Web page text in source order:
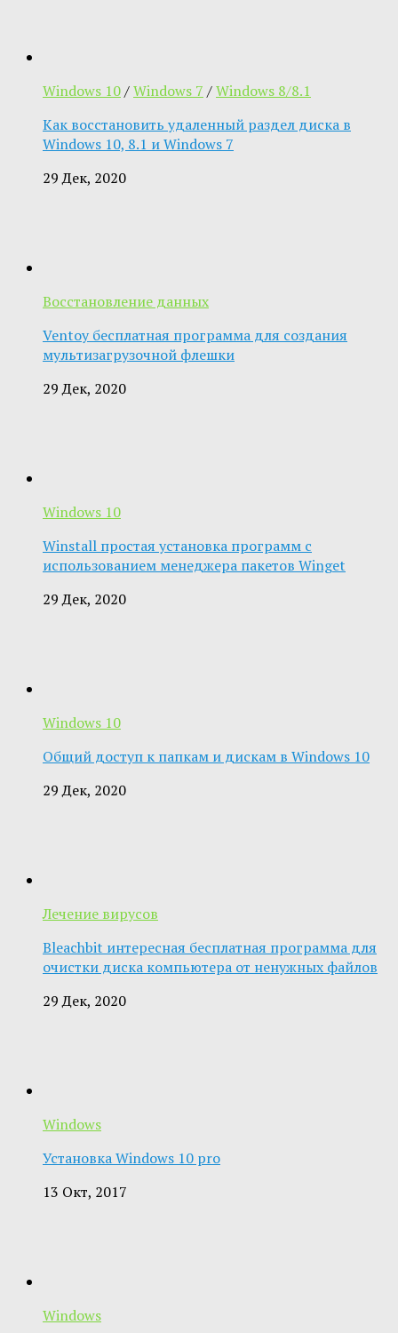
Windows 10/Windows 7 /Windows 8/8.1
Как восстановить удаленный раздел диска в
Windows 10, 8.1 и Windows 7
29 Дек, 2020
Восстановление данных
Ventoy бесплатная программа для создания
мультизагрузочной флешки
29 Дек, 2020
Windows 10
Winstall простая установка программ с
использованием менеджера пакетов Winget
29 Дек, 2020
Windows 10
Общий доступ к папкам и дискам в Windows 10
29 Дек, 2020
Лечение вирусов
Bleachbit интересная бесплатная программа для
очистки диска компьютера от ненужных файлов
29 Дек, 2020
Windows
Установка Windows 10 pro
13 Окт, 2017
Windows